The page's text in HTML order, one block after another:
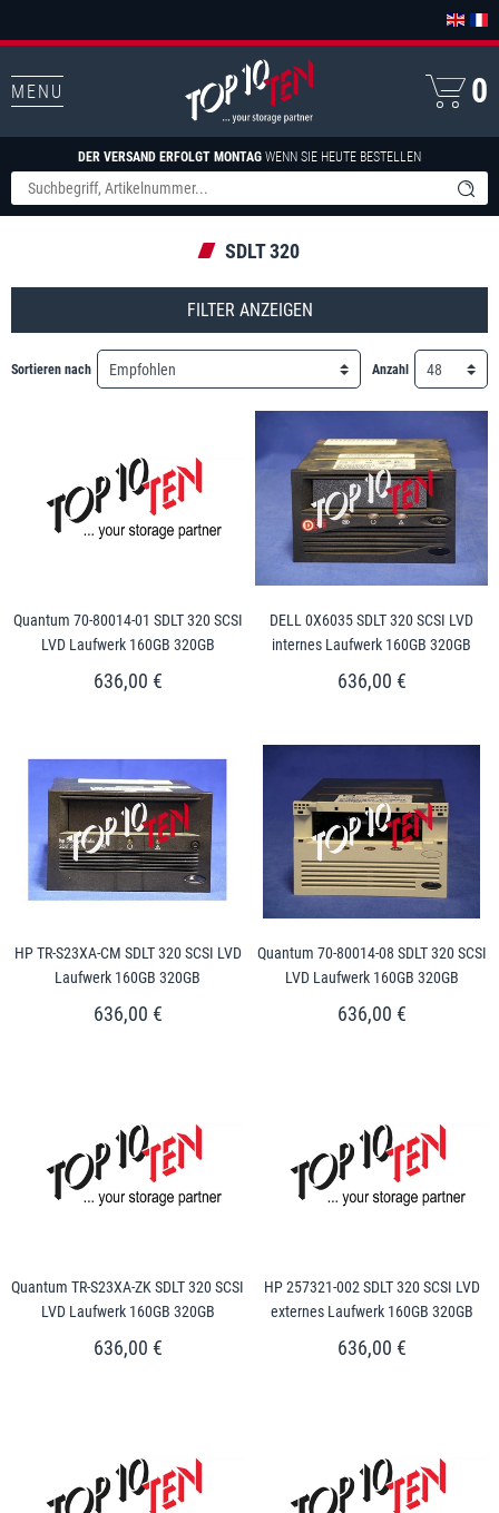
MENU
DER VERSAND ERFOLGT MONTAG WENN SIE HEUTE BESTELLEN
0
SDLT 320
FILTER
Quantum 70-80014-01 SDLT 320 SCSI
LVD Laufwerk 160GB 320GB
636,00 €
DELL 0X6035 SDLT 320 SCSI LVD
internes Laufwerk 160GB 320GB
636,00 €
HP TR-S23XA-CM SDLT 320 SCSI LVD
Laufwerk 160GB 320GB
636,00 €
Quantum 70-80014-08 SDLT 320 SCSI
LVD Laufwerk 160GB 320GB
636,00 €
Quantum TR-S23XA-ZK SDLT 320 SCSI
LVD Laufwerk 160GB 320GB
636,00 €
HP 257321-002 SDLT 320 SCSI LVD
externes Laufwerk 160GB 320GB
636,00 €